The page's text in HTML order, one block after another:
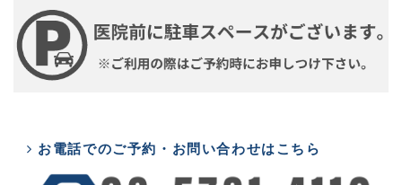
お電話でのご予約・お問い合わせはこちら